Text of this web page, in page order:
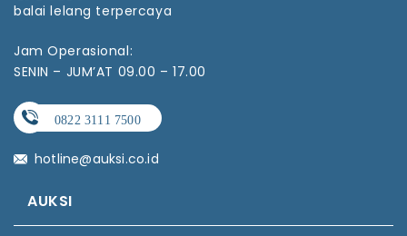
balai lelang terpercaya
Jam Operasional:
SENIN – JUM’AT 09.00 – 17.00
hotline@auksi.co.id
AUKSI